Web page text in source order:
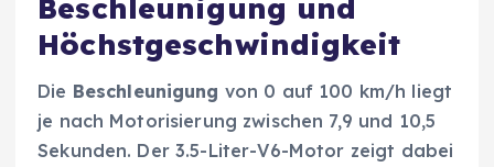
Beschleunigung und
Höchstgeschwindigkeit
Die Beschleunigung von 0 auf 100 km/h liegt
je nach Motorisierung zwischen 7,9 und 10,5
Sekunden. Der 3.5-Liter-V6-Motor zeigt dabei